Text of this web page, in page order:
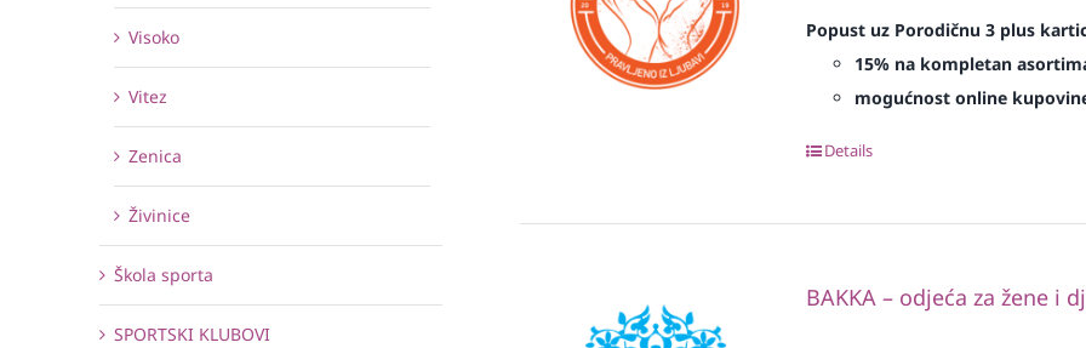
Popust uz Porodičnu 3 plus
15% na kompletan
mogućnost online
Details
BAKKA – odjeća za žene i
Visoko
Vitez
Zenica
Živinice
Škola sporta
SPORTSKI KLUBOVI